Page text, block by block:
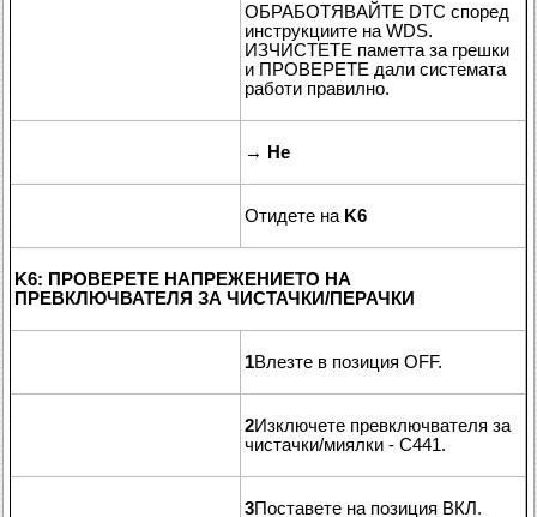
ОБРАБОТЯВАЙТЕ DTC според
инструкциите на WDS.
ИЗЧИСТЕТЕ паметта за грешки
и ПРОВЕРЕТЕ дали системата
работи правилно.
→ Не
Отидете на K6
K6: ПРОВЕРЕТЕ НАПРЕЖЕНИЕТО НА
ПРЕВКЛЮЧВАТЕЛЯ ЗА ЧИСТАЧКИ/ПЕРАЧКИ
1Влезте в позиция OFF.
2Изключете превключвателя за
чистачки/миялки - C441.
3Поставете на позиция ВКЛ.